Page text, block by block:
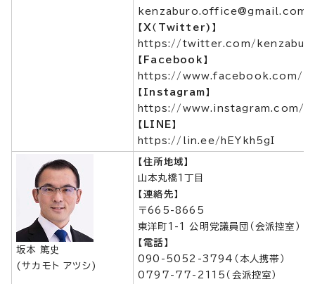
kenzaburo.office@gmail.com
【X（Twitter)】
https://twitter.com/
【Facebook】
https://www.facebook.com/
【Instagram】
https://www.instagram.com/
【LINE】
https://lin.ee/hEYkh5gI
坂本 篤史
(サカモト アツシ)
【住所地域】
山本丸橋1丁目
【連絡先】
〒665-8665
東洋町1-1 公明党議員団（会派控室）
【電話】
090-5052-3794（本人携帯）
0797-77-2115（会派控室）